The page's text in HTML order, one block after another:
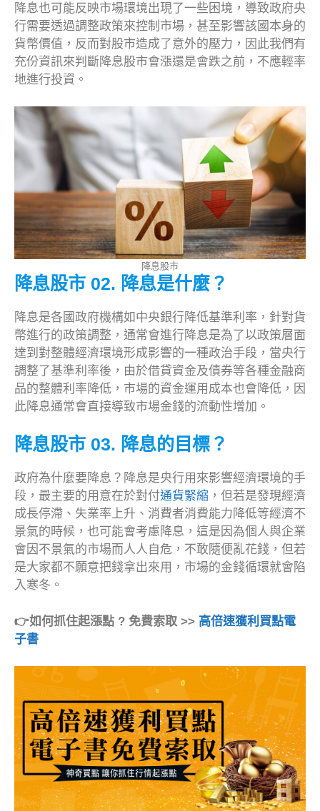
降息也可能反映市場環境出現了一些困境，導致政府央
行需要透過調整政策來控制市場，甚至影響該國本身的
貨幣價值，反而對股市造成了意外的壓力，因此我們有
充份資訊來判斷降息股市會漲還是會跌之前，不應輕率
地進行投資。
降息股市
降息股市 02. 降息是什麼？
降息是各國政府機構如中央銀行降低基準利率，針對貨
幣進行的政策調整，通常會進行降息是為了以政策層面
達到對整體經濟環境形成影響的一種政治手段，當央行
調整了基準利率後，由於借貸資金及債券等各種金融商
品的整體利率降低，市場的資金運用成本也會降低，因
此降息通常會直接導致市場金錢的流動性增加。
降息股市 03. 降息的目標？
政府為什麼要降息？降息是央行用來影響經濟環境的手
段，最主要的用意在於對付通貨緊縮 ，但若是發現經濟
成長停滯、失業率上升、消費者消費能力降低等經濟不
景氣的時候，也可能會考慮降息，這是因為個人與企業
會因不景氣的市場而人人自危，不敢隨便亂花錢，但若
是大家都不願意把錢拿出來用，市場的金錢循環就會陷
入寒冬。
👉如何抓住起漲點 ? 免費索取 >> 高倍速獲利買點電
子書